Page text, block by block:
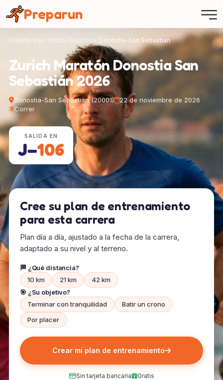
Preparun
España País Vasco Guipzcoa Donostia-San Sebastian
Zurich Maratón Donostia San
Sebastián 2026
Donostia-San Sebastian (20001)
22 de noviembre de 2026
Correr
SALIDA EN
J−106
Cree su plan de entrenamiento
para esta carrera
Plan día a día, ajustado a la fecha de la carrera,
adaptado a su nivel y al terreno.
🏁 ¿Qué distancia?
10 km
21 km
42 km
🎯 ¿Su objetivo?
Terminar con tranquilidad
Batir un crono
Por placer
Crear mi plan de entrenamiento
Sin tarjeta bancaria Gratis
Panel de gestión de cookies